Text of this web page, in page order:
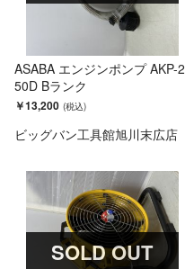
ASABA エンジンポンプ AKP-2
50D Bランク
￥13,200
ビッグバン工具館旭川末広店
SOLD OUT